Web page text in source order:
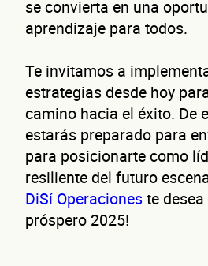
se convierta en una
aprendizaje para todos.
Te invitamos a
estrategias desde hoy
camino hacia el éxito. De
estarás preparado para
para posicionarte como
resiliente del futuro
DiSí Operacioneste
próspero 2025!